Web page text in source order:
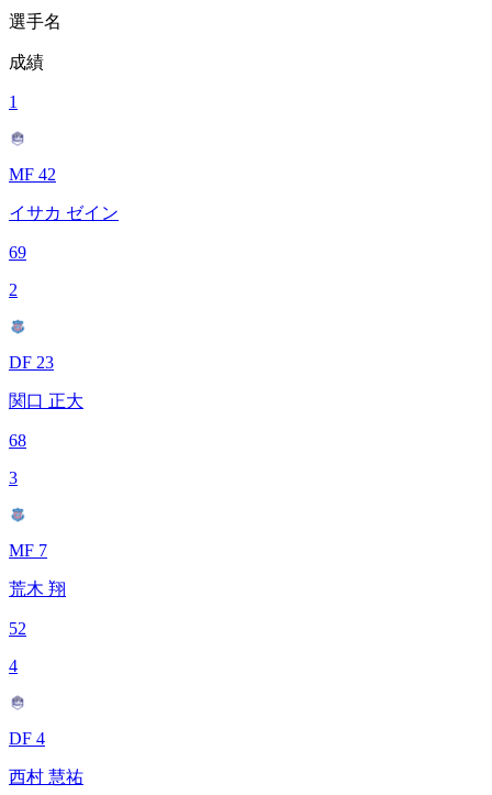
選手名
成績
1
MF 42
イサカ ゼイン
69
2
DF 23
関口 正大
68
3
MF 7
荒木 翔
52
4
DF 4
西村 慧祐